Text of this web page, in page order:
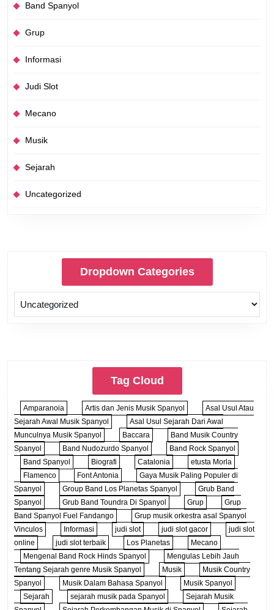
Band Spanyol
Grup
Informasi
Judi Slot
Mecano
Musik
Sejarah
Uncategorized
Dropdown Categories
Tag Cloud
Amparanoia Artis dan Jenis Musik Spanyol
Asal Usul Atau
Sejarah Awal Musik Spanyol
Asal Usul Sejarah Dari Awal
Munculnya Musik Spanyol
Baccara
Band Musik Country
Spanyol
Band Nudozurdo Spanyol
Band Rock Spanyol
Band Spanyol
Biografi Catalonia
etusta Morla
Flamenco
Font Antonia
Gaya Musik Paling Populer di
Spanyol
Group Band Los Planetas Spanyol
Grub Band
Spanyol
Grub Band Toundra Di Spanyol Grup
Grup
Band Spanyol Fuel Fandango
Grup musik orkestra asal Spanyol
Vinculos
Informasi judi slot judi slot gacor
judi slot
online
judi slot terbaik Los Planetas
Mecano
Mengenal Band Rock Hinds Spanyol
Mengulas Lebih Jauh
Tentang Sejarah genre Musik Spanyol
Musik
Musik Country
Spanyol
Musik Dalam Bahasa Spanyol
Musik Spanyol
Sejarah
sejarah musik pada Spanyol
Sejarah Musik